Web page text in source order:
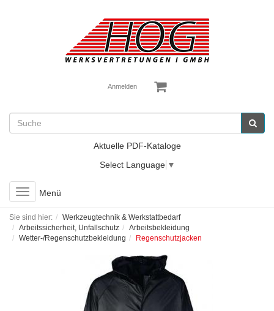
Anmelden
Aktuelle PDF-Kataloge
Select Language ▼
Toggle
navigation
Menü
Sie sind hier:
Werkzeugtechnik & Werkstattbedarf
Arbeitssicherheit, Unfallschutz
Arbeitsbekleidung
Wetter-/Regenschutzbekleidung
Regenschutzjacken